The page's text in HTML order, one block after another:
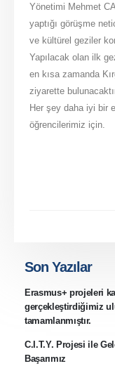
Yönetimi Mehmet
yaptığı görüşme
ve kültürel geziler
Yapılacak olan ilk
en kısa zamanda
ziyarette
Her şey daha iyi bir
öğrencilerimiz için.
Son Yazılar
Erasmus+ projeleri
gerçekleştirdiğimiz
tamamlanmıştır.
C.I.T.Y. Projesi ile
Başarımız